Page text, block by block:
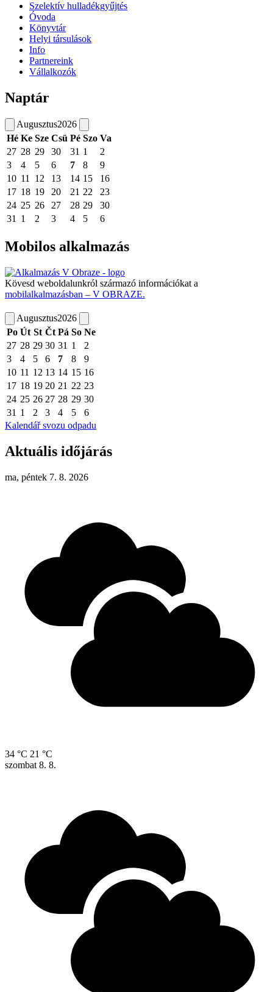
Szelektív hulladékgyűjtés
Óvoda
Könyvtár
Helyi társulások
Info
Partnereink
Vállalkozók
Naptár
Augusztus2026
Hé Ke Sze Csü Pé Szo Va
27 28 29 30 31 1
2
3
4 5 6 7 8
9
10 11 12 13 14 15
16
17 18 19 20 21 22
23
24 25 26 27 28 29
30
31
1 2 3 4 5 6
Mobilos alkalmazás
Kövesd weboldalunkról származó információkat a
mobilalkalmazásban – V OBRAZE.
Augusztus2026
Po Út St Čt Pá So Ne
27 28 29 30 31 1
2
3
4 5 6 7 8
9
10 11 12 13 14 15 16
17 18 19 20 21 22 23
24 25 26 27 28 29 30
31 1 2 3 4 5
6
Kalendář svozu odpadu
Aktuális időjárás
ma, péntek 7. 8. 2026
34 °C 21 °C
szombat 8. 8.